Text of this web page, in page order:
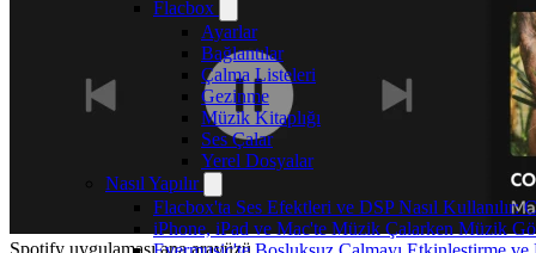
Flacbox
Ayarlar
Bağlantılar
Çalma Listeleri
Gezinme
Müzik Kitaplığı
Ses Çalar
Yerel Dosyalar
Nasıl Yapılır
Flacbox'ta Ses Efektleri ve DSP Nasıl Kullanılır:
iPhone, iPad ve Mac'te Müzik Çalarken Müzik
Spotify uygulaması ana arayüzü